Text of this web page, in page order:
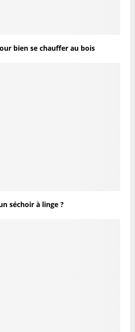
bien se chauffer au bois
séchoir à linge ?